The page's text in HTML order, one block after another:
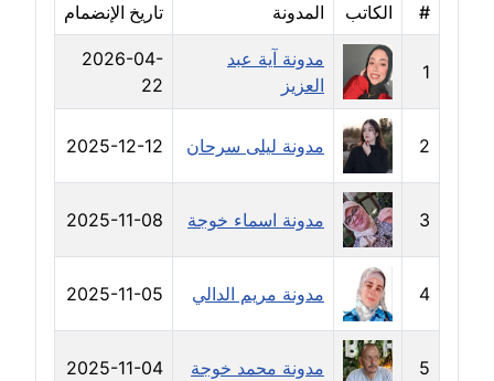
مدونة راقية الدويك
عاملة
مدونة رانيا ثروت
عاملة
مدونة رجاء دياب
عاملة
مدونة رحاب منيعم
عاملة
مدونة رشا السعدي
عاملة
# الكاتب المدونة تاريخ الإنضمام
1
مدونة آية عبد
العزيز
2026-04-
22
2 مدونة ليلى سرحان 2025-12-12
3 مدونة اسماء خوجة 2025-11-08
4 مدونة مريم الدالي 2025-11-05
5 مدونة محمد خوجة 2025-11-04